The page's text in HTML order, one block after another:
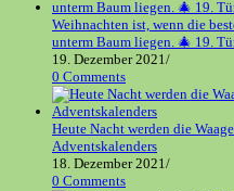
Weihnachten ist, wenn die
unterm Baum liegen. 🎄 19.
19. Dezember 2021/
0 Comments
Heute Nacht werden die
Adventskalenders
18. Dezember 2021/
0 Comments